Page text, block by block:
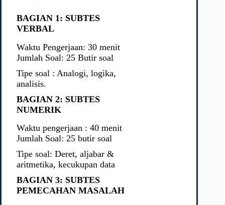
BAGIAN 1: SUBTES
VERBAL
Waktu Pengerjaan: 30 menit
Jumlah Soal: 25 Butir soal
Tipe soal : Analogi, logika,
analisis.
BAGIAN 2: SUBTES
NUMERIK
Waktu pengerjaan : 40 menit
Jumlah Soal: 25 butir soal
Tipe soal: Deret, aljabar &
aritmetika, kecukupan data
BAGIAN 3: SUBTES
PEMECAHAN MASALAH